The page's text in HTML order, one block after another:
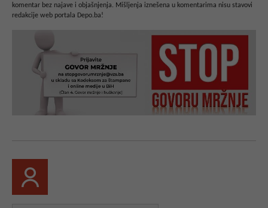
komentar bez najave i objašnjenja. Mišljenja iznešena u komentarima nisu stavovi
redakcije web portala Depo.ba!